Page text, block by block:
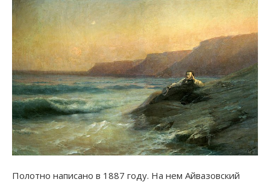
Полотно написано в 1887 году. На нем Айвазовский